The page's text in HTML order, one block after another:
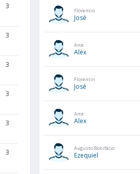
3
3 3 0 3
3 5 0 5
3
3 1
3 0
Florentin
José
Arce
Alex
Florentin
José
Arce
Alex
Augusto Bonifácio
Ezequiel